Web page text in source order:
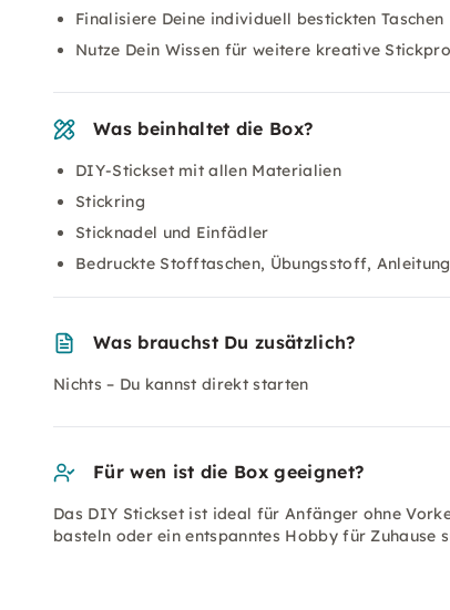
Finalisiere Deine individuell bestickten Taschen
Nutze Dein Wissen für weitere kreative
Was beinhaltet die Box?
DIY-Stickset mit allen Materialien
Stickring
Sticknadel und Einfädler
Bedruckte Stofftaschen, Übungsstoff,
Was brauchst Du zusätzlich?
Nichts – Du kannst direkt starten
Für wen ist die Box geeignet?
Das DIY Stickset ist ideal für Anfänger ohne
basteln oder ein entspanntes Hobby für Zuhause